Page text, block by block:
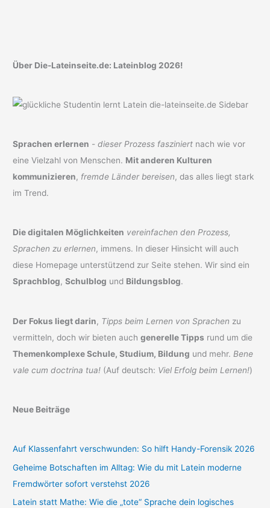
Über Die-Lateinseite.de: Lateinblog 2026!
Sprachen erlernen -dieser Prozess fasziniert nach wie vor
eine Vielzahl von Menschen. Mit anderen Kulturen
kommunizieren, fremde Länder bereisen, das alles liegt stark
im Trend.
Die digitalen Möglichkeiten vereinfachen den Prozess,
Sprachen zu erlernen, immens. In dieser Hinsicht will auch
diese Homepage unterstützend zur Seite stehen. Wir sind ein
Sprachblog,Schulblog und Bildungsblog.
Der Fokus liegt darin, Tipps beim Lernen von Sprachen zu
vermitteln, doch wir bieten auchgenerelle Tipps rund um die
Themenkomplexe Schule, Studium, Bildung und mehr. Bene
vale cum doctrina tua! (Auf deutsch: Viel Erfolg beim Lernen!)
Neue Beiträge
Auf Klassenfahrt verschwunden: So hilft Handy-Forensik 2026
Geheime Botschaften im Alltag: Wie du mit Latein moderne
Fremdwörter sofort verstehst 2026
Latein statt Mathe: Wie die „tote“ Sprache dein logisches